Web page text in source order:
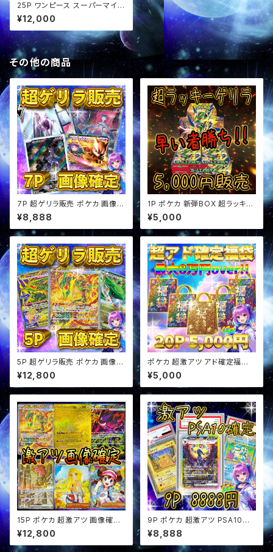
25P ワンピース スーパーマイル
ド パック オリパ
¥12,000
その他の商品
7P 超ゲリラ販売 ポケカ 画像確
定 オリパ
¥8,888
1P ポケカ 新弾BOX 超ラッキー
ゲリラ オリパ
¥5,000
5P 超ゲリラ販売 ポケカ 画像確
定 オリパ
¥12,800
ポケカ 超激アツ アド確定福袋
オリパ
¥5,000
15P ポケカ 超激アツ 画像確定
オリパ
¥12,800
9P ポケカ 超激アツ PSA10確
定 オリパ
¥8,888